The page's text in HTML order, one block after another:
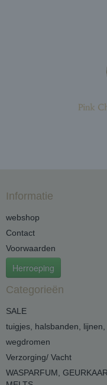
Informatie
webshop
Contact
Voorwaarden
Herroeping
Categorieën
SALE
tuigjes, halsbanden, lijnen,
wegdromen
Verzorging/ Vacht
WASPARFUM,